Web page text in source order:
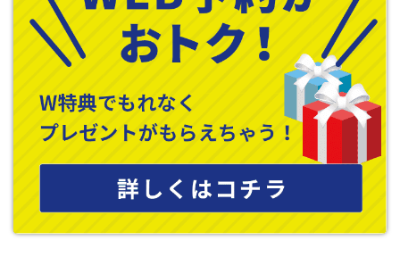
ベッドの大きさについて
ベッドの大きさも寝室のレイアウトに大きく影響するのでじっく
り考えたいところです。ベッドは寝室で最もサイズ感のある家
具。構造上、部屋にずっと出したままの状態になります。そのた
め、ベッドの大きさありきで寝室のレイアウトを考えないと、部
屋のサイズとベッドのサイズが合わないことになりかねません。
自分が使いたいベッドを部屋に置いたらどうなるのか、具体的に
シミュレーションしておく必要があります。